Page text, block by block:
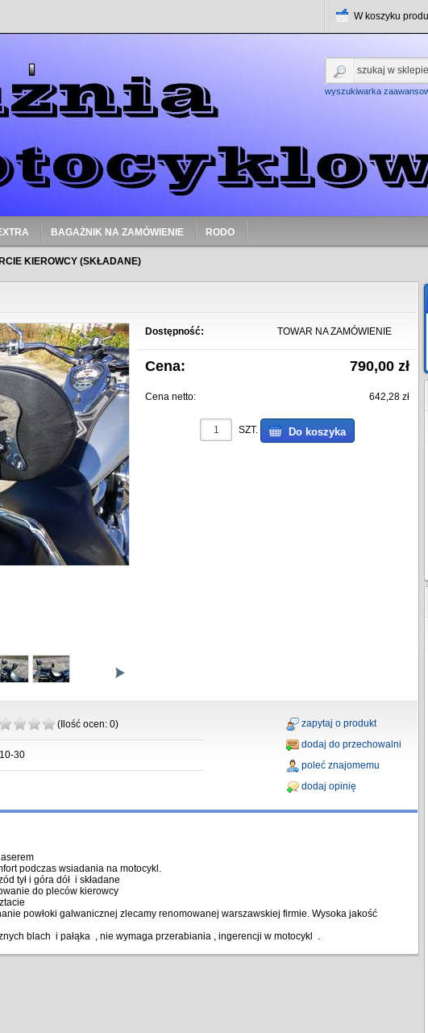
W koszyku
wyszukiwarka
BAGAŻNIK NA ZAMÓWIENIE RODO
KIEROWCY (SKŁADANE)
Dostępność: TOWAR NA ZAMÓWIENIE
Cena: 790,00 zł
Cena netto: 642,28 zł
SZT. Do koszyka
(Ilość ocen: 0)
30
zapytaj o produkt
dodaj do przechowalni
poleć znajomemu
dodaj opinię
podczas wsiadania na motocykl.
tył i góra dół i składane
do pleców kierowcy
powłoki galwanicznej zlecamy renomowanej warszawskiej firmie. Wysoka jakość
blach i pałąka , nie wymaga przerabiania , ingerencji w motocykl .